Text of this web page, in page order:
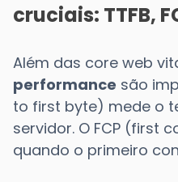
cruciais: TTFB,
Além das core web
performance são
to first byte) mede o
servidor. O FCP (first
quando o primeiro